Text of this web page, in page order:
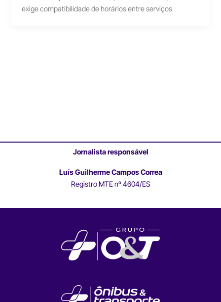
exige compatibilidade de horários entre serviços
Jornalista responsável
Luís Guilherme Campos Correa
Registro MTE nº 4604/ES